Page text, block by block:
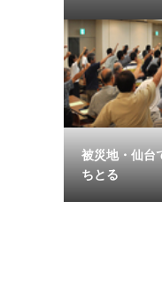
被災地・仙台
ちとる